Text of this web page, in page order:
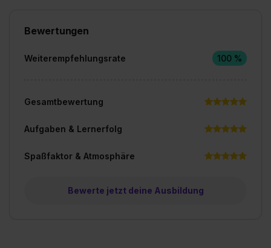
Bewertungen
Weiterempfehlungsrate 100 %
Gesamtbewertung
Aufgaben & Lernerfolg
Spaßfaktor & Atmosphäre
Bewerte jetzt deine Ausbildung